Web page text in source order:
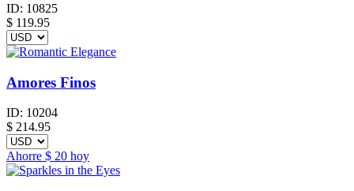
ID: 10825
$ 119.95
Amores Finos
ID: 10204
$ 214.95
Ahorre $ 20 hoy